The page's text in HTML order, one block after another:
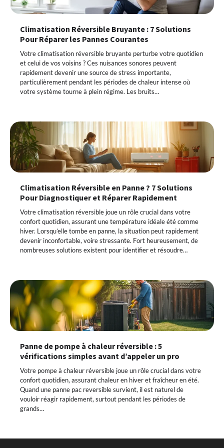
Climatisation Réversible Bruyante : 7 Solutions
Pour Réparer les Pannes Courantes
Votre climatisation réversible bruyante perturbe votre quotidien
et celui de vos voisins ? Ces nuisances sonores peuvent
rapidement devenir une source de stress importante,
particulièrement pendant les périodes de chaleur intense où
votre système tourne à plein régime. Les bruits…
Climatisation Réversible en Panne ? 7 Solutions
Pour Diagnostiquer et Réparer Rapidement
Votre climatisation réversible joue un rôle crucial dans votre
confort quotidien, assurant une température idéale été comme
hiver. Lorsqu’elle tombe en panne, la situation peut rapidement
devenir inconfortable, voire stressante. Fort heureusement, de
nombreuses solutions existent pour identifier et résoudre…
Panne de pompe à chaleur réversible : 5
vérifications simples avant d’appeler un pro
Votre pompe à chaleur réversible joue un rôle crucial dans votre
confort quotidien, assurant chaleur en hiver et fraîcheur en été.
Quand une panne pac reversible survient, il est naturel de
vouloir réagir rapidement, surtout pendant les périodes de
grands…